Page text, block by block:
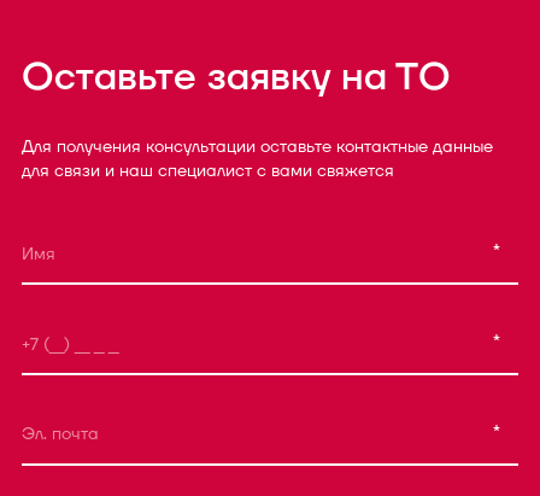
Оставьте заявку на ТО
Для получения консультации оставьте контактные данные
для связи и наш специалист с вами свяжется
*
*
*